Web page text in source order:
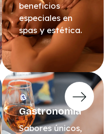
beneficios
especiales en
spas y estética.
Gastronomía
Sabores únicos,